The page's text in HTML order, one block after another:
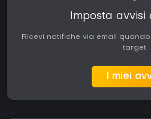
Imposta avvisi
Ricevi notifiche via email
target
I miei